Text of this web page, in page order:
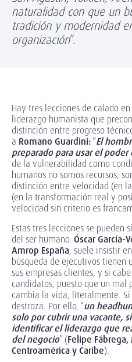
naturalidad con que un
tradición y modernidad
organización”.
Hay tres lecciones de calado
liderazgo humanista que
distinción entre progreso
a Romano Guardini:“El
preparado para usar el poder
de la vulnerabilidad como
humanos no somos recursos;
distinción entre velocidad (en
(en la transformación real y
velocidad sin criterio es
Estas tres lecciones se pueden
del ser humano. Óscar García-
Amrop España, suele insistir
búsqueda de ejecutivos tienen
sus empresas clientes, y si
candidatos, puesto que un mal
cambia la vida, literalmente.
destroza. Por ello, “un
solo por cubrir una vacante,
identificar el liderazgo que
del negocio” (Felipe
Centroamérica y Caribe).